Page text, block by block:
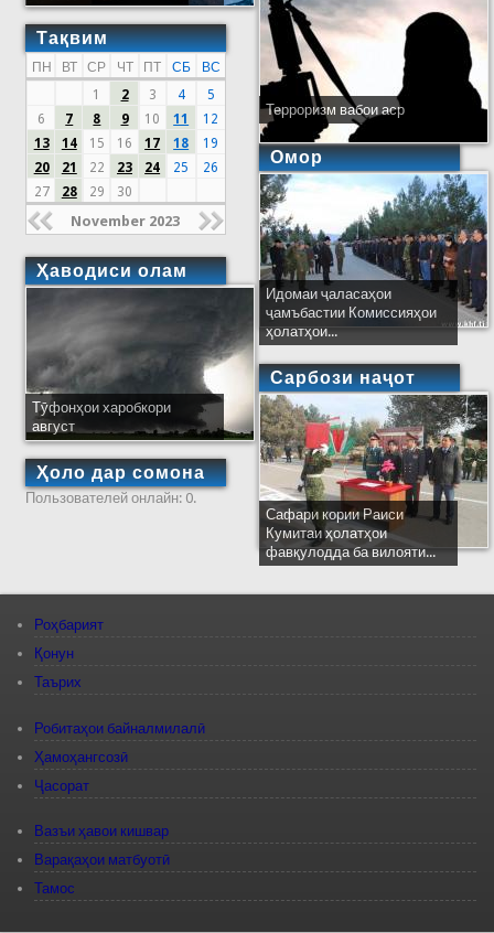
Тақвим
ПН ВТ СР ЧТ ПТ СБ
ВС
1
2 3 4
5
6
7 8 9 10 11
12
13
14 15 16 17 18
19
20
21 22 23 24 25
26
27
28 29 30
November 2023
Ҳаводиси олам
Тӯфонҳои харобкори
август
Ҳоло дар сомона
Пользователей онлайн: 0.
Терроризм вабои аср
Омор
Идомаи ҷаласаҳои
ҷамъбастии Комиссияҳои
ҳолатҳои...
Сарбози наҷот
Сафари кории Раиси
Кумитаи ҳолатҳои
фавқулодда ба вилояти...
Роҳбарият
Қонун
Таърих
Робитаҳои байналмилалӣ
Ҳамоҳангсозӣ
Ҷасорат
Вазъи ҳавои кишвар
Варақаҳои матбуотӣ
Тамос